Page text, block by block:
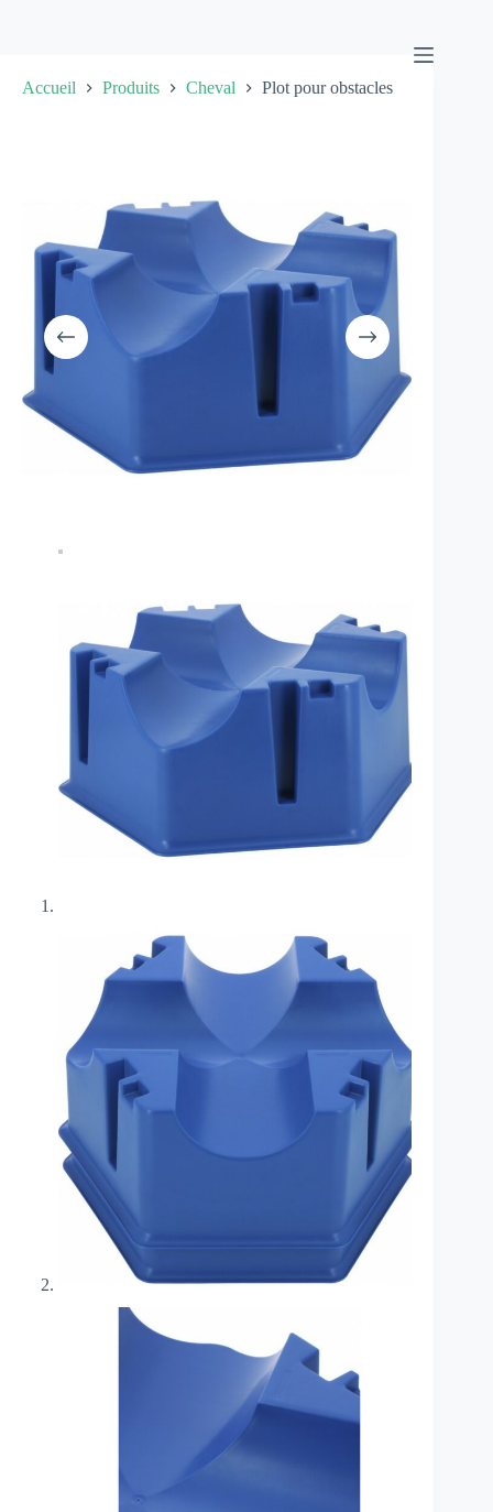
Accueil Produits Cheval Plot pour obstacles